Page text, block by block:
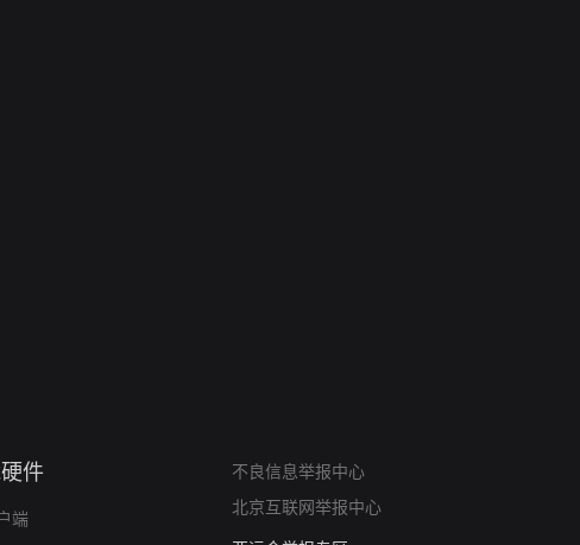
件
端
不良信息举报中心
北京互联网举报中心
12318 文化市场举报
算法推荐专项举报
亚运会举报专区